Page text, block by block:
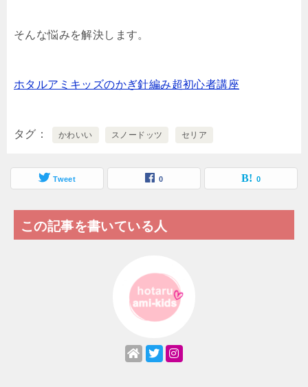
そんな悩みを解決します。
ホタルアミキッズのかぎ針編み超初心者講座
タグ かわいい スノードッツ セリア
Tweet 0 0
この記事を書いている人